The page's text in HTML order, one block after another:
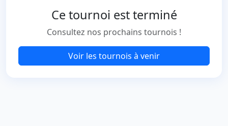
Ce tournoi est terminé
Consultez nos prochains tournois !
Voir les tournois à venir